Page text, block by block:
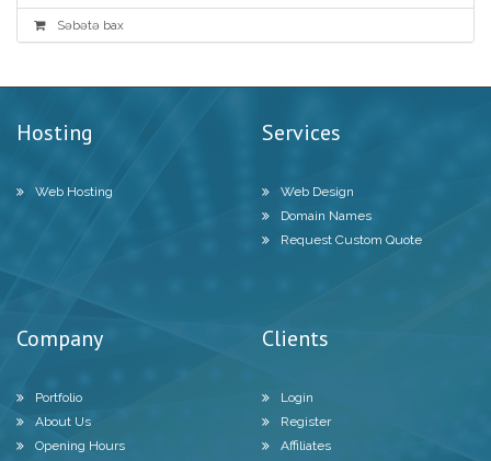
Səbətə bax
Hosting
Web Hosting
Services
Web Design
Domain Names
Request Custom Quote
Company
Portfolio
About Us
Opening Hours
Clients
Login
Register
Affiliates